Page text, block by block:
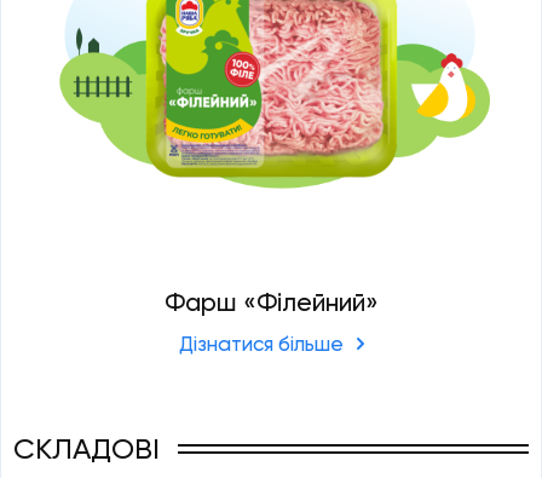
Фарш «Філейний»
Дізнатися більше
СКЛАДОВІ